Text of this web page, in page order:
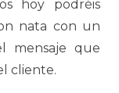
hoy podréis
nata con un
mensaje que
cliente.